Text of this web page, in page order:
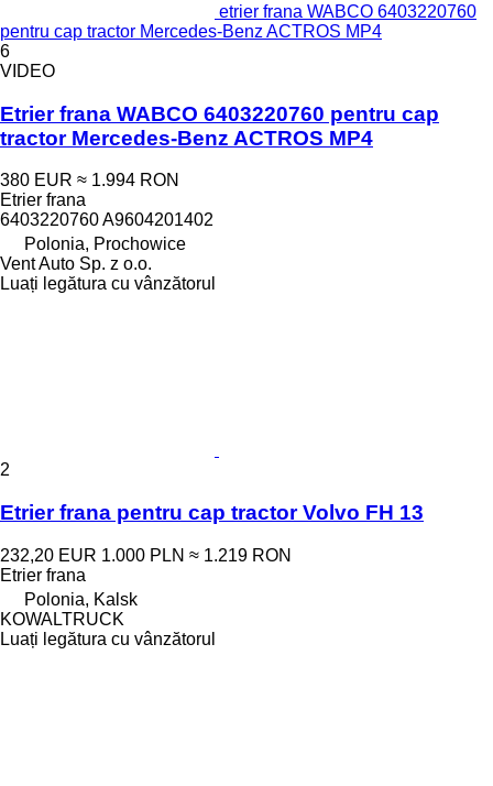
etrier frana WABCO 6403220760
pentru cap tractor Mercedes-Benz ACTROS MP4
6
VIDEO
Etrier frana WABCO 6403220760 pentru cap
tractor Mercedes-Benz ACTROS MP4
380 EUR ≈ 1.994 RON
Etrier frana
6403220760 A9604201402
Polonia, Prochowice
Vent Auto Sp. z o.o.
Luați legătura cu vânzătorul
2
Etrier frana pentru cap tractor Volvo FH 13
232,20 EUR 1.000 PLN ≈ 1.219 RON
Etrier frana
Polonia, Kalsk
KOWALTRUCK
Luați legătura cu vânzătorul